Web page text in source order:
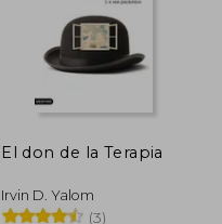
El don de la Terapia
Irvin D. Yalom
(3)